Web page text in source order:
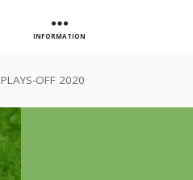
INFORMATION
AS GOLF
PLAYS-OFF 2020